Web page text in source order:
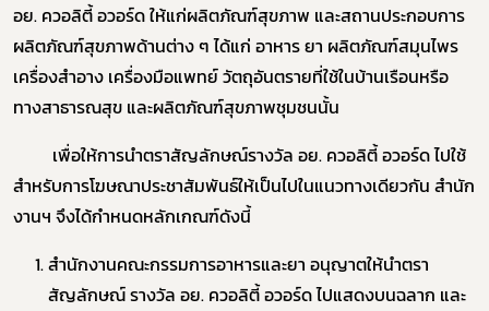
อย. ควอลิตี้ อวอร์ด ให้แก่ผลิตภัณฑ์สุขภาพ และสถานประกอบการ
ผลิตภัณฑ์สุขภาพด้านต่าง ๆ ได้แก่ อาหาร ยา ผลิตภัณฑ์สมุนไพร
เครื่องสำอาง เครื่องมือแพทย์ วัตถุอันตรายที่ใช้ในบ้านเรือนหรือ
ทางสาธารณสุข และผลิตภัณฑ์สุขภาพชุมชนนั้น
เพื่อให้การนำตราสัญลักษณ์รางวัล อย. ควอลิตี้ อวอร์ด ไปใช้
สำหรับการโฆษณาประชาสัมพันธ์ให้เป็นไปในแนวทางเดียวกัน สำนัก
งานฯ จึงได้กำหนดหลักเกณฑ์ดังนี้
สำนักงานคณะกรรมการอาหารและยา อนุญาตให้นำตรา
สัญลักษณ์ รางวัล อย. ควอลิตี้ อวอร์ด ไปแสดงบนฉลาก และ
Subscribe